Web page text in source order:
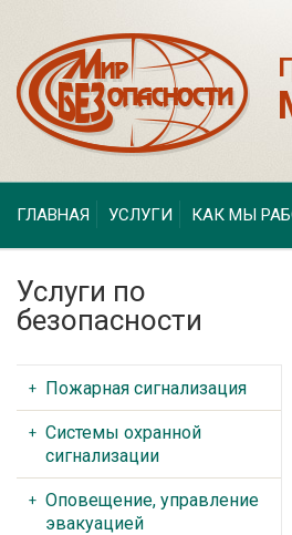
ГЛАВНАЯ УСЛУГИ КАК МЫ
Услуги по
безопасности
Пожарная сигнализация
Системы охранной
сигнализации
Оповещение, управление
эвакуацией